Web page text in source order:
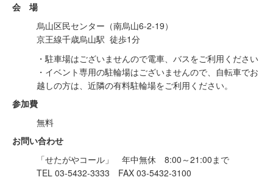
会 場
烏山区民センター（南烏山6-2-19）
京王線千歳烏山駅 徒歩1分
・駐車場はございませんので電車、バスをご利用ください
・イベント専用の駐輪場はございませんので、自転車でお
越しの方は、近隣の有料駐輪場をご利用ください。
参加費
無料
お問い合わせ
「せたがやコール」 年中無休 8:00～21:00まで
TEL 03-5432-3333 FAX 03-5432-3100